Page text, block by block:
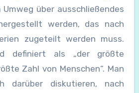
über ausschließendes
werden, das nach
zugeteilt werden muss.
definiert als „der größte
Zahl von Menschen“. Man
darüber diskutieren, nach